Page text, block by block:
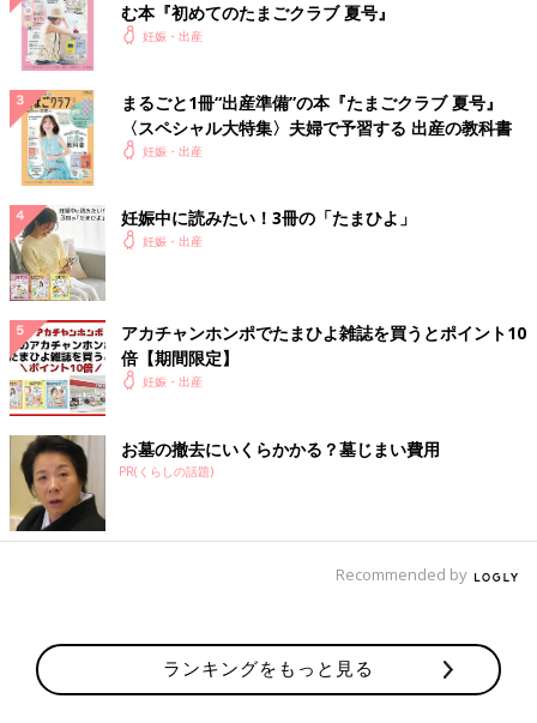
なぜか洗面所の排水溝掃除をする
7:27
間に１回痛みがあったが、トースト焼いててカウンターを押せ
ず、記録上、間が空く
痛みが収まったタイミングで食パンを1枚食べる
4分間隔で痛むことにびびりながら、いったん食べる手を止めて
耐える
7:37
トーストを食べ切り、さすがに前駆陣痛じゃなさそうと思い、夫
に「今日は休んで！8時に病院に電話する！」とお願い＆宣言
7:41
3分とかになってて焦る
陣痛バッグに充電器やメガネケースなど、当日に入れないといけ
ないものを入れる
7:47
夫にコンビニでおにぎりとパンを買いに行ってもらう
ここからずっと5分間隔を切る
8時すぎて病院に電話→痛みの持続時間を聞かれ、「30秒〜1
む本『初めてのたまごクラブ 夏号』
妊娠・出産
まるごと1冊“出産準備”の本『たまごクラブ 夏号』
〈スペシャル大特集〉夫婦で予習する 出産の教科書
妊娠・出産
妊娠中に読みたい！3冊の「たまひよ」
妊娠・出産
アカチャンホンポでたまひよ雑誌を買うとポイント10
倍【期間限定】
妊娠・出産
お墓の撤去にいくらかかる？墓じまい費用
PR(くらしの話題)
Recommended by
ランキングをもっと見る